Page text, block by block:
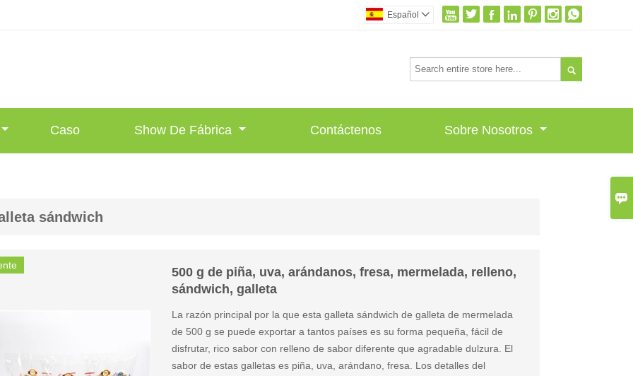

      
Español 

Caso Show De Fábrica Contáctenos Sobre Nosotros
sándwich
500 g de piña, uva, arándanos, fresa, mermelada, relleno,
sándwich, galleta
La razón principal por la que esta galleta sándwich de galleta de mermelada
de 500 g se puede exportar a tantos países es su forma pequeña, fácil de
disfrutar, rico sabor con relleno de sabor diferente que agradable dulzura. El
sabor de estas galletas es piña, uva, arándano, fresa. Los detalles del